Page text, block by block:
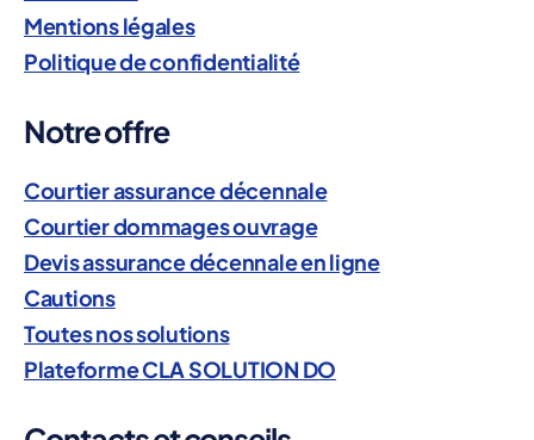
Mentions légales
Politique de confidentialité
Notre offre
Courtier assurance décennale
Courtier dommages ouvrage
Devis assurance décennale en ligne
Cautions
Toutes nos solutions
Plateforme CLA SOLUTION DO